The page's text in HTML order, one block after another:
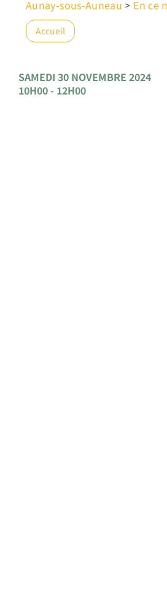
Aunay-sous-Auneau > En ce
Accueil
SAMEDI 30 NOVEMBRE 2024
10H00 - 12H00